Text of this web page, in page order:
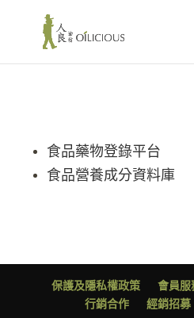
食品藥物登錄平台
食品營養成分資料庫
保護及隱私權政策 會員服
行銷合作
經銷招募